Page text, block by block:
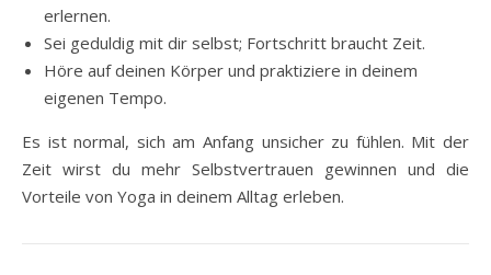
erlernen.
Sei geduldig mit dir selbst; Fortschritt braucht Zeit.
Höre auf deinen Körper und praktiziere in deinem
eigenen Tempo.
Es ist normal, sich am Anfang unsicher zu fühlen. Mit der
Zeit wirst du mehr Selbstvertrauen gewinnen und die
Vorteile von Yoga in deinem Alltag erleben.